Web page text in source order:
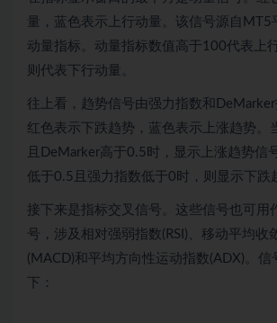
量，蓝色表示上行动量。该信号源自MT5
动量指标。动量指标数值高于100代表上
则代表下行动量。
往上看，趋势信号由强力指数和DeMarker
红色表示下跌趋势，蓝色表示上涨趋势。
且DeMarker高于0.5时，显示上涨趋势信
低于0.5且强力指数低于0时，则显示下跌
接下来是指标交叉信号。这些信号也可用
号，涉及相对强弱指数(RSI)、移动平均收
(MACD)和平均方向性运动指数(ADX)。信
下：